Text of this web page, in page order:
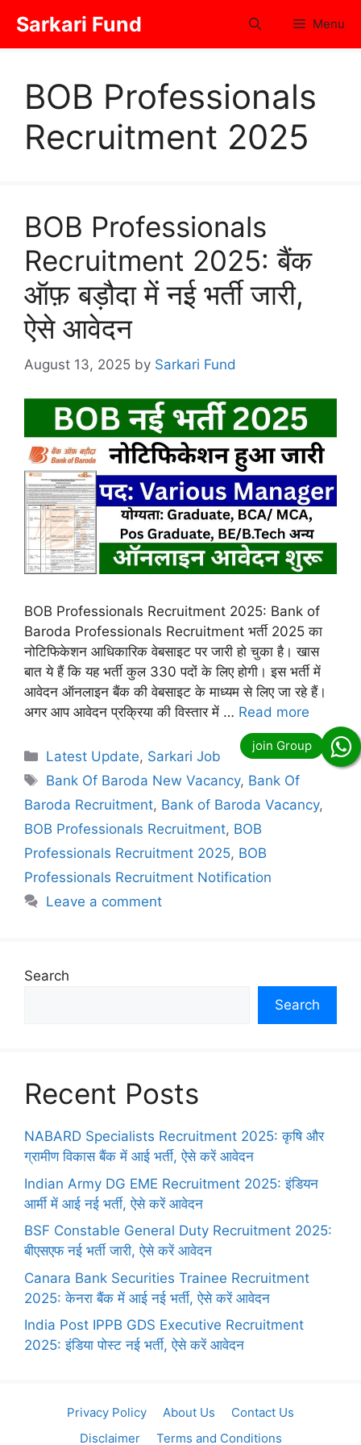
content
Sarkari Fund Menu
BOB Professionals
Recruitment 2025
BOB Professionals
Recruitment 2025: बैंक
ऑफ़ बड़ौदा में नई भर्ती जारी,
ऐसे आवेदन
August 13, 2025 by Sarkari Fund
BOB Professionals Recruitment 2025: Bank of
Baroda Professionals Recruitment भर्ती 2025 का
नोटिफिकेशन आधिकारिक वेबसाइट पर जारी हो चुका है। खास
बात ये हैं कि यह भर्ती कुल 330 पदों के लिए होगी। इस भर्ती में
आवेदन ऑनलाइन बैंक की वेबसाइट के माध्यम से लिए जा रहे हैं।
अगर आप आवेदन प्रक्रिया की विस्तार में … Read more
Categories
Latest Update, Sarkari Job
Tags
Bank Of Baroda New Vacancy, Bank Of
Baroda Recruitment, Bank of Baroda Vacancy,
BOB Professionals Recruitment, BOB
Professionals Recruitment 2025, BOB
Professionals Recruitment Notification
Leave a comment
Search
Search
Recent Posts
NABARD Specialists Recruitment 2025: कृषि और
ग्रामीण विकास बैंक में आई भर्ती, ऐसे करें आवेदन
Indian Army DG EME Recruitment 2025: इंडियन
आर्मी में आई नई भर्ती, ऐसे करें आवेदन
BSF Constable General Duty Recruitment 2025:
बीएसएफ नई भर्ती जारी, ऐसे करें आवेदन
Canara Bank Securities Trainee Recruitment
2025: केनरा बैंक में आई नई भर्ती, ऐसे करें आवेदन
India Post IPPB GDS Executive Recruitment
2025: इंडिया पोस्ट नई भर्ती, ऐसे करें आवेदन
Privacy Policy About Us
Contact Us
Disclaimer
Terms and Conditions